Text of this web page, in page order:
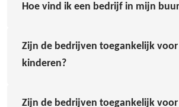
Hoe vind ik een bedrijf in mijn
Zijn de bedrijven toegankelijk voor
kinderen?
Zijn de bedrijven toegankelijk voor